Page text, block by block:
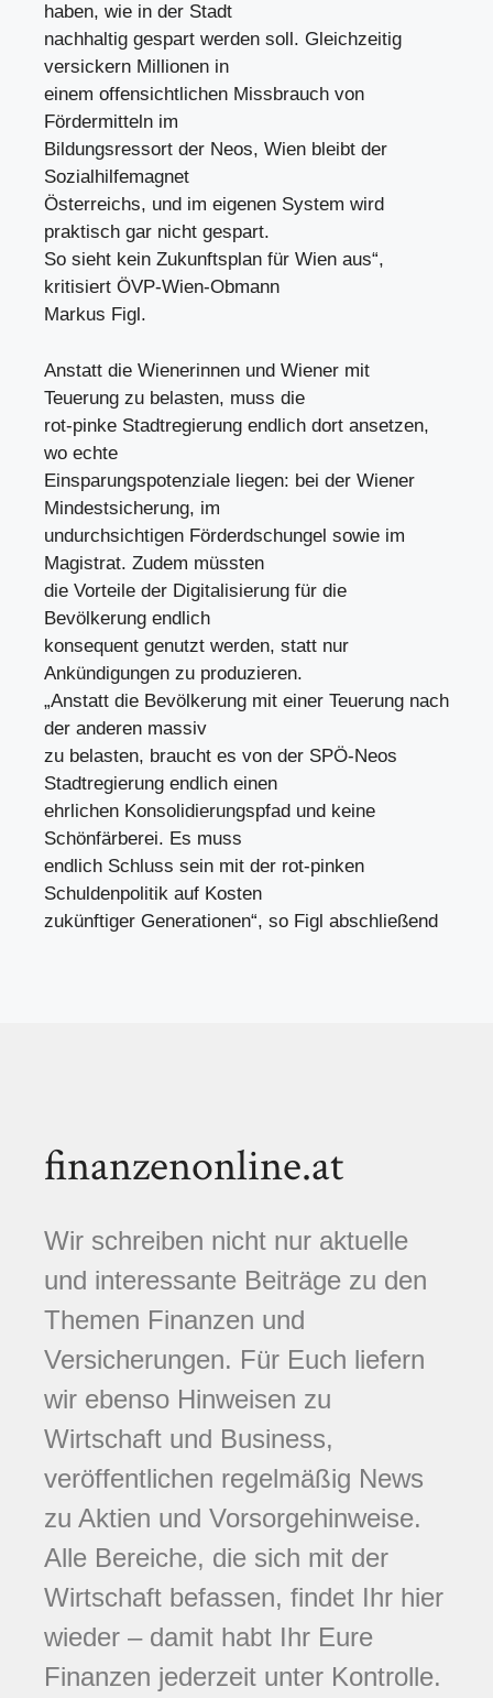
haben, wie in der Stadt
nachhaltig gespart werden soll. Gleichzeitig
versickern Millionen in
einem offensichtlichen Missbrauch von
Fördermitteln im
Bildungsressort der Neos, Wien bleibt der
Sozialhilfemagnet
Österreichs, und im eigenen System wird
praktisch gar nicht gespart.
So sieht kein Zukunftsplan für Wien aus“,
kritisiert ÖVP-Wien-Obmann
Markus Figl.
Anstatt die Wienerinnen und Wiener mit
Teuerung zu belasten, muss die
rot-pinke Stadtregierung endlich dort ansetzen,
wo echte
Einsparungspotenziale liegen: bei der Wiener
Mindestsicherung, im
undurchsichtigen Förderdschungel sowie im
Magistrat. Zudem müssten
die Vorteile der Digitalisierung für die
Bevölkerung endlich
konsequent genutzt werden, statt nur
Ankündigungen zu produzieren.
„Anstatt die Bevölkerung mit einer Teuerung nach
der anderen massiv
zu belasten, braucht es von der SPÖ-Neos
Stadtregierung endlich einen
ehrlichen Konsolidierungspfad und keine
Schönfärberei. Es muss
endlich Schluss sein mit der rot-pinken
Schuldenpolitik auf Kosten
zukünftiger Generationen“, so Figl abschließend
finanzenonline.at
Wir schreiben nicht nur aktuelle
und interessante Beiträge zu den
Themen Finanzen und
Versicherungen. Für Euch liefern
wir ebenso Hinweisen zu
Wirtschaft und Business,
veröffentlichen regelmäßig News
zu Aktien und Vorsorgehinweise.
Alle Bereiche, die sich mit der
Wirtschaft befassen, findet Ihr hier
wieder – damit habt Ihr Eure
Finanzen jederzeit unter Kontrolle.